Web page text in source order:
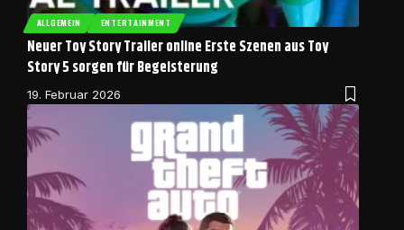
ALLGEMEIN ENTERTAINMENT
Neuer Toy Story Trailer online Erste Szenen aus Toy
Story 5 sorgen für Begeisterung
19. Februar 2026